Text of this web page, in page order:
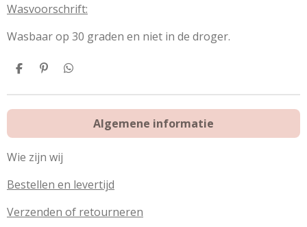
Wasvoorschrift:
Wasbaar op 30 graden en niet in de droger.
D
l
P
n
D
l
Algemene informatie
Wie zijn wij
Bestellen en levertijd
Verzenden of retourneren